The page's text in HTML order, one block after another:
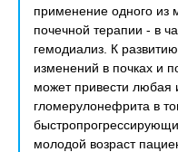
применение одного из
почечной терапии - в
гемодиализ. К
изменений в почках и
может привести любая
гломерулонефрита в
молодой возраст